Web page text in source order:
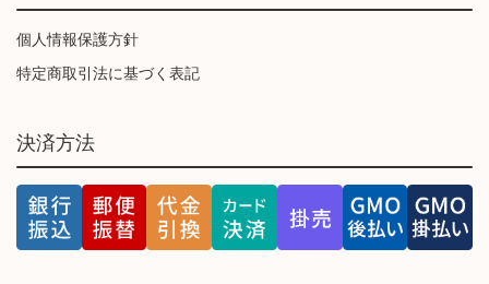
個人情報保護方針
特定商取引法に基づく表記
決済方法